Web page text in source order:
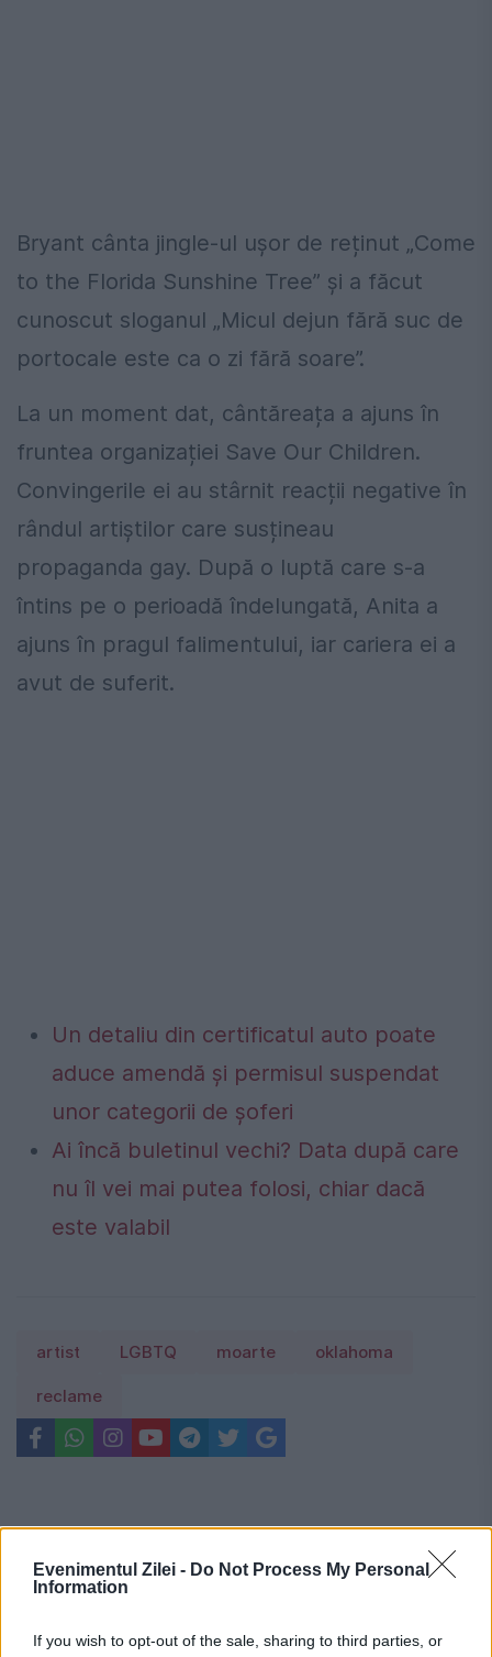
Evenimentul Zilei - Do Not Process My Personal
Information
If you wish to opt-out of the sale, sharing to third parties, or
Bryant cânta jingle-ul ușor de reținut „Come
to the Florida Sunshine Tree” și a făcut
cunoscut sloganul „Micul dejun fără suc de
portocale este ca o zi fără soare”.
La un moment dat, cântăreața a ajuns în
fruntea organizației Save Our Children.
Convingerile ei au stârnit reacții negative în
rândul artiștilor care susțineau
propaganda gay. După o luptă care s-a
întins pe o perioadă îndelungată, Anita a
ajuns în pragul falimentului, iar cariera ei a
avut de suferit.
Un detaliu din certificatul auto poate
aduce amendă și permisul suspendat
unor categorii de șoferi
Ai încă buletinul vechi? Data după care
nu îl vei mai putea folosi, chiar dacă
este valabil
artist LGBTQ moarte oklahoma
reclame